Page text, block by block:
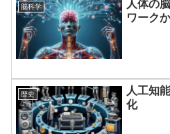
脳科学
人体の
ワーク
歴史
人工知
化